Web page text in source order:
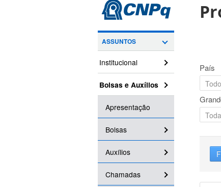
ASSUNTOS
Institucional
Bolsas e Auxílios
Apresentação
Bolsas
Auxílios
Chamadas
País